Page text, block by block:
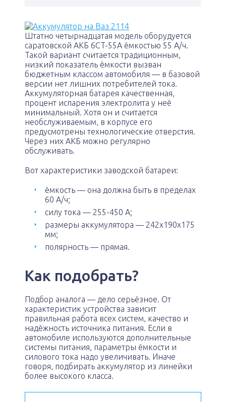
Штатно четырнадцатая модель оборудуется
саратовской АКБ 6CT-55A ёмкостью 55 А/ч.
Такой вариант считается традиционным,
низкий показатель ёмкости вызван
бюджетным классом автомобиля — в базовой
версии нет лишних потребителей тока.
Аккумуляторная батарея качественная,
процент испарения электролита у неё
минимальный. Хотя он и считается
необслуживаемым, в корпусе его
предусмотрены технологические отверстия.
Через них АКБ можно регулярно
обслуживать.
Вот характеристики заводской батареи:
ёмкость — она должна быть в пределах
60 А/ч;
силу тока — 255-450 А;
размеры аккумулятора — 242х190х175
мм;
полярность — прямая.
Как подобрать?
Подбор аналога — дело серьёзное. От
характеристик устройства зависит
правильная работа всех систем, качество и
надёжность источника питания. Если в
автомобиле используются дополнительные
системы питания, параметры ёмкости и
силового тока надо увеличивать. Иначе
говоря, подбирать аккумулятор из линейки
более высокого класса.